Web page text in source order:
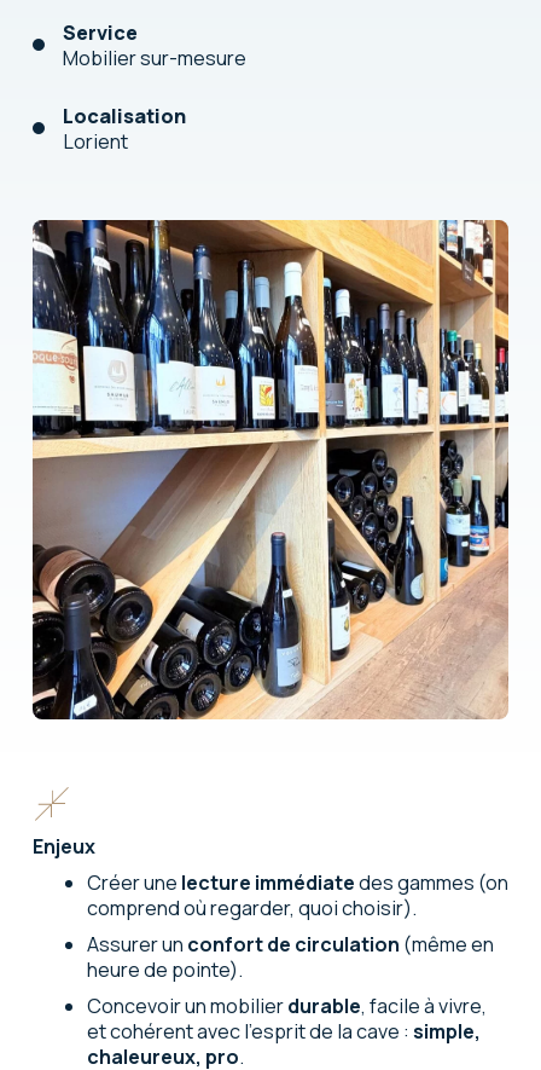
Service
Mobilier sur-mesure
Localisation
Lorient
Enjeux
Créer une lecture immédiatedes gammes (on
comprend où regarder, quoi choisir).
Assurer un confort de circulation (même en
heure de pointe).
Concevoir un mobilierdurable, facile à vivre,
et cohérent avec l’esprit de la cave : simple,
chaleureux, pro.